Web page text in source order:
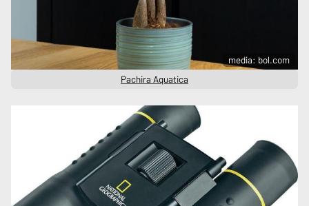
media: bol.com
Pachira Aquatica